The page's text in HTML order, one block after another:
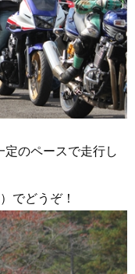
のペースで走行し
でどうぞ！